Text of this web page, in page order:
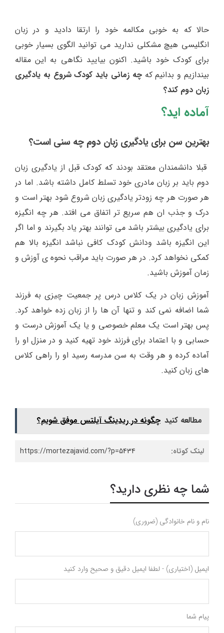
حالا که به خوبی مکالمه خود را ارتقا دادید و در زبان
انگلیسی هیچ مشکلی ندارید می توانید الگوی بسیار خوبی
برای کودک خود باشید. اکنون بیایید نگاهی به این مقاله
بیندازیم و بدانیم که چه زمانی باید کودک شروع به یادگیری
زبان دوم کند؟
آماده اید؟
بهترین سن برای یادگیری زبان دوم چه سنی است؟
قبلا دانشمندان معتقد بودند که کودک قبل از یادگیری زبان
دوم باید بر زبان مادری خود تسلط کامل داشته باشد. اما در
هر صورت هر چه زودتر یادگیری زبان شروع شود بهتر است و
درک و جذب ان هم سریع تر اتفاق می افتد. هر چه انگیزه
برای یادگیری بیشتر باشد می توانند بهتر یاد بگیرند و اما اگر
این انگیزه باشد ودانش کودک کافی نباشد انگیزه بالا هم
کمکی نخواهد کرد. در هر صورت باید مراقب نحوه ی آوزش و
زمان آموزش باشید.
آموزش زبان در یک کلاس درس پر جمعیت چیزی به فرزند
شما اضافه نمی کند و تنها آن ها را از زبان زده خواهد کرد.
پس بهتر است یک معلم خصوصی و یا یک آموزش درست و
حسابی و با اعتماد برای فرزند خود تهیه کنید و در منزل او را
آماده کرده و هر وقت به سن مدرسه رسید او را راهی کلاس
های زبان کنید.
مطالعه کنید چگونه در ریدینگ آیلتس موفق شویم؟
لینک کوتاه: https://mortezajavid.com/?p=5434
شما چه نظری دارید؟
نام و نام خانوادگی (ضروری)
ایمیل (اختیاری) - لطفا ایمیل دقیق و صحیح وارد کنید
پیام شما